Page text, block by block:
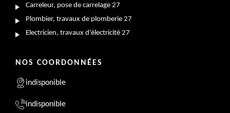
Carreleur, pose de carrelage 27
Plombier, travaux de plomberie 27
Electricien, travaux d'électricité 27
NOS COORDONNÉES
indisponible
indisponible